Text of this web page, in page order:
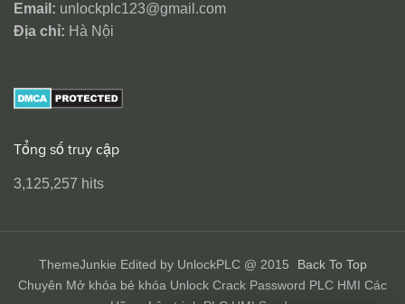
Email: unlockplc123@gmail.com
Địa chỉ: Hà Nội
Tổng số truy cập
3,125,257 hits
ThemeJunkie Edited by UnlockPLC @ 2015
Back To Top
Chuyên Mở khóa bẻ khóa Unlock Crack Password PLC HMI Các